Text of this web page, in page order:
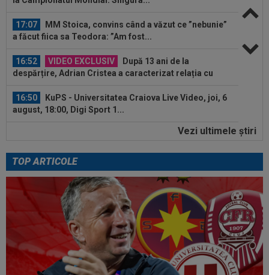
17:07
MM Stoica, convins când a văzut ce ”nebunie”
a făcut fiica sa Teodora: ”Am fost...
16:52 VIDEO EXCLUSIV
După 13 ani de la
despărțire, Adrian Cristea a caracterizat relația cu
16:50
KuPS - Universitatea Craiova Live Video, joi, 6
august, 18:00, Digi Sport 1...
Fotbalistul de 5.000.000€ care l-a
17:24 OFICIAL
Yan Diomande a semnat cu Real
Madrid! Suma finală e uriașă
FIFA încă datorează cluburilor 215 milioane de
euro după Campionatul Mondial al...
17:15
Ioan Varga a făcut anunțul despre transferul lui
Billel Omrani la CFR Cluj
Vezi ultimele ştiri
TOP ARTICOLE